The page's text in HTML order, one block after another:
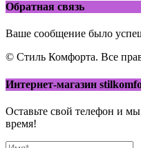
Обратная связь
Ваше сообщение было
© Стиль Комфорта. Все
Интернет-магазин
Оставьте свой телефон и
время!